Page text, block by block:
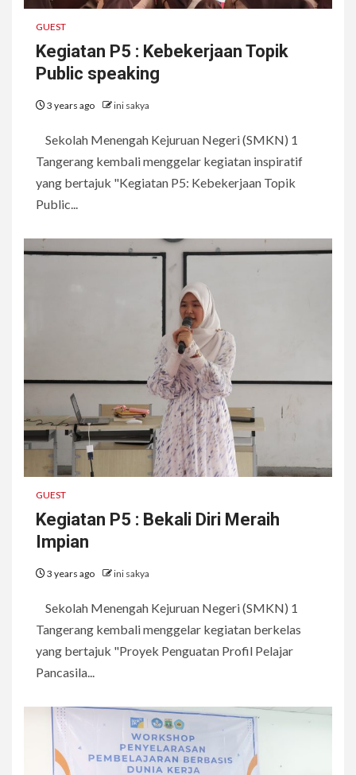
GUEST
Kegiatan P5 : Kebekerjaan Topik
Public speaking
3 years ago ini sakya
Sekolah Menengah Kejuruan Negeri (SMKN) 1
Tangerang kembali menggelar kegiatan inspiratif
yang bertajuk "Kegiatan P5: Kebekerjaan Topik
Public...
GUEST
Kegiatan P5 : Bekali Diri Meraih
Impian
3 years ago ini sakya
Sekolah Menengah Kejuruan Negeri (SMKN) 1
Tangerang kembali menggelar kegiatan berkelas
yang bertajuk "Proyek Penguatan Profil Pelajar
Pancasila...